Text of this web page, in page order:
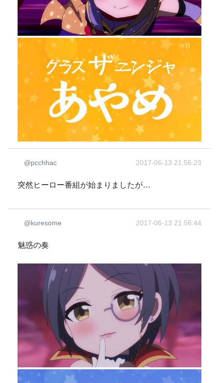
@pcchhac 2017-06-13 21:56:23
突然ヒーロー番組が始まりましたが…
@kuresome 2017-06-13 21:56:44
魅惑の奏